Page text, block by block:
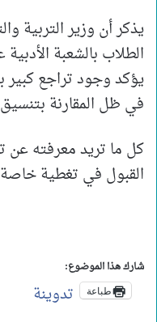
يذكر أن وزير التربية
يؤكد وجود تراجع كبير
في ظل المقارنة
القبول في تغطية
شارك هذا الموضوع:
طباعة تدوينة